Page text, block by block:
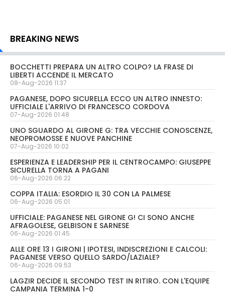
BREAKING NEWS
BOCCHETTI PREPARA UN ALTRO COLPO? LA FRASE DI
LIBERTI ACCENDE IL MERCATO
08-Aug-2026 11:37
PAGANESE, DOPO SICURELLA ECCO UN ALTRO INNESTO:
UFFICIALE L'ARRIVO DI FRANCESCO CORDOVA
07-Aug-2026 01:48
UNO SGUARDO AL GIRONE G: TRA VECCHIE CONOSCENZE,
NEOPROMOSSE E NUOVE PANCHINE
07-Aug-2026 10:02
ESPERIENZA E LEADERSHIP PER IL CENTROCAMPO: GIUSEPPE
SICURELLA TORNA A PAGANI
06-Aug-2026 06:22
COPPA ITALIA: ESORDIO IL 30 CON LA PALMESE
06-Aug-2026 05:01
UFFICIALE: PAGANESE NEL GIRONE G! CI SONO ANCHE
AFRAGOLESE, GELBISON E SARNESE
06-Aug-2026 01:45
ALLE ORE 13 I GIRONI | IPOTESI, INDISCREZIONI E CALCOLI:
PAGANESE VERSO QUELLO SARDO/LAZIALE?
06-Aug-2026 09:53
LAGZIR DECIDE IL SECONDO TEST IN RITIRO. CON L'EQUIPE
CAMPANIA TERMINA 1-0